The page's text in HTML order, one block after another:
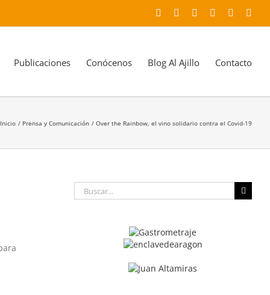
Facebook YouTubeInstagramLinkedIn
Publicaciones Conócenos Blog Al Ajillo Contacto
Inicio Prensa y Comunicación Over the Rainbow, el vino solidario contra el Covid-19
Buscar: